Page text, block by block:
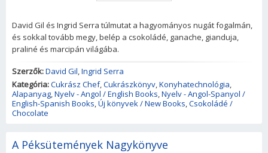
David Gil és Ingrid Serra túlmutat a hagyományos nugát fogalmán,
és sokkal tovább megy, belép a csokoládé, ganache, gianduja,
praliné és marcipán világába.
Szerzők:David Gil,Ingrid Serra
Kategória:Cukrász Chef,Cukrászkönyv,Konyhatechnológia,
Alapanyag,Nyelv - Angol / English Books,Nyelv - Angol-Spanyol /
English-Spanish Books,Új könyvek / New Books,Csokoládé /
Chocolate
A Péksütemények Nagykönyve